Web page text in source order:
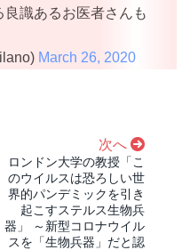
識あるお医者さんも
March 26, 2020
次へ
ロンドン大学の教授「こ
のウイルスは恐ろしい世
界的パンデミックを引き
起こすステルス生物兵
器」 ～新型コロナウイル
スを「生物兵器」だと認